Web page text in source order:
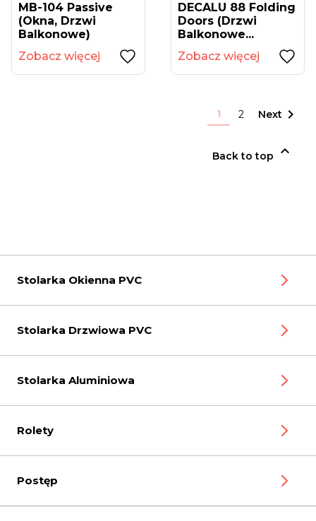
MB-104 Passive
(okna, Drzwi
Balkonowe)
Zobacz więcej
DECALU 88 Folding
Doors (drzwi
Balkonowe...
Zobacz więcej
1 2 Next 
Back to top 
Stolarka Okienna PVC
Stolarka Drzwiowa PVC
Stolarka Aluminiowa
Rolety
Postęp